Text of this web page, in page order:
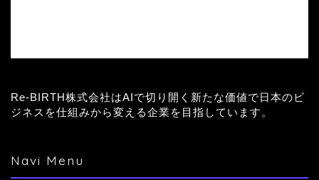
Re-BIRTH株式会社はAIで切り開く新たな価値で日本のビ
ジネスを仕組みから変える企業を目指しています。
Navi Menu